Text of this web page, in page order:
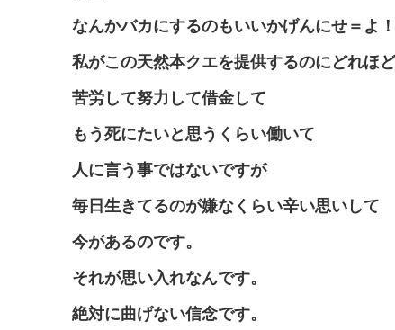
なんかバカにするのもいいかげんにせ＝よ！
私がこの天然本クエを提供するのにどれほど
苦労して努力して借金して
もう死にたいと思うくらい働いて
人に言う事ではないですが
毎日生きてるのが嫌なくらい辛い思いして
今があるのです。
それが思い入れなんです。
絶対に曲げない信念です。